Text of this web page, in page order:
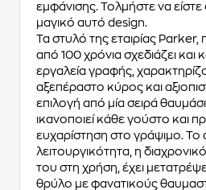
εμφάνισης. Τολμήστε να είστε
μαγικό αυτό design.
Τα στυλό της εταιρίας Parker,
από 100 χρόνια σχεδιάζει και
εργαλεία γραφής,
αξεπέραστο κύρος και
επιλογή από μία σειρά
ικανοποιεί κάθε γούστο και
ευχαρίστηση στο γράψιμο. Το
λειτουργικότητα, η
του στη χρήση, έχει
θρύλο με φανατικούς